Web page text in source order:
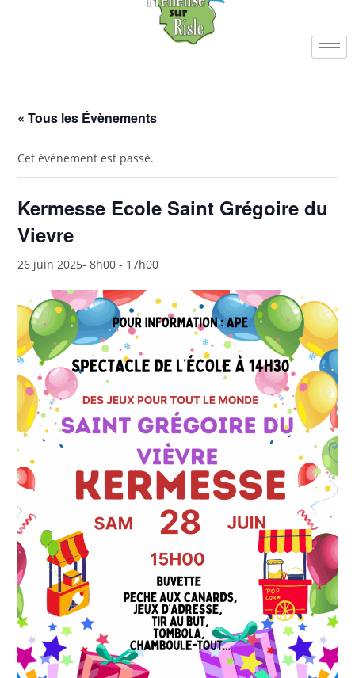
« Tous les Évènements
Cet évènement est passé.
Kermesse Ecole Saint Grégoire du
Vievre
26 juin 2025- 8h00 - 17h00